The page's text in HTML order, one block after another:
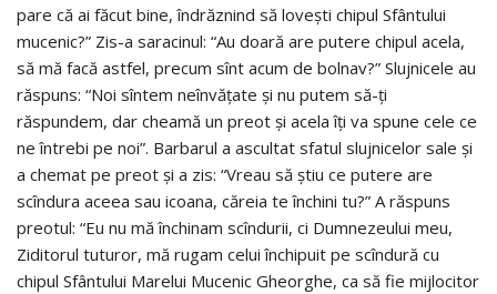
pare că ai făcut bine, îndrăznind să loveşti chipul Sfântului
mucenic?” Zis-a saracinul: “Au doară are putere chipul acela,
să mă facă astfel, precum sînt acum de bolnav?” Slujnicele au
răspuns: “Noi sîntem neînvăţate şi nu putem să-ţi
răspundem, dar cheamă un preot şi acela îţi va spune cele ce
ne întrebi pe noi”. Barbarul a ascultat sfatul slujnicelor sale şi
a chemat pe preot şi a zis: “Vreau să ştiu ce putere are
scîndura aceea sau icoana, căreia te închini tu?” A răspuns
preotul: “Eu nu mă închinam scîndurii, ci Dumnezeului meu,
Ziditorul tuturor, mă rugam celui închipuit pe scîndură cu
chipul Sfântului Marelui Mucenic Gheorghe, ca să fie mijlocitor